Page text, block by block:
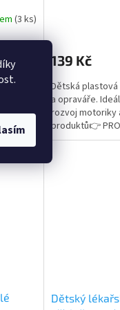
(3 ks)
na
produktu
je
z
5
hvězdiček.
139 Kč
Dětská
a opraváře.
rozvoj motoriky
produktů👉 PRO
Dětský